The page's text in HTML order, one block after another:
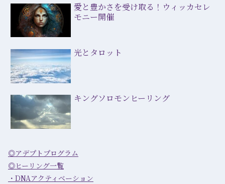
愛と豊かさを受け取る！ウィッカセレ
モニー開催
光とタロット
キングソロモンヒーリング
◎アデプトプログラム
◎ヒーリング一覧
・DNAアクティベーション